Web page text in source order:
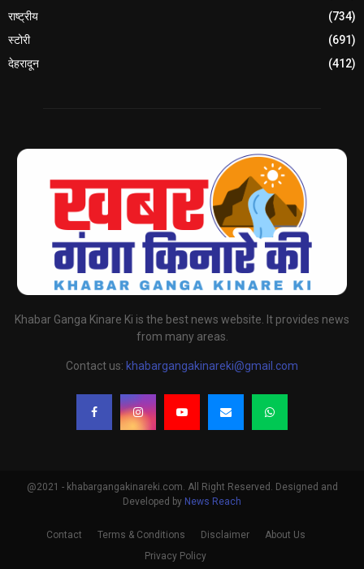
राष्ट्रीय
(734)
स्टोरी
(691)
देहरादून
(412)
Khabar Ganga Kinare Ki is the best news website. It provides news
from many areas.
Contact us: khabargangakinareki@gmail.com
@2021 - khabargangakinareki.com. All Right Reserved. Designed and
Developed by News Reach
Contact Terms & Conditions Disclaimer
About Us
Privacy Policy